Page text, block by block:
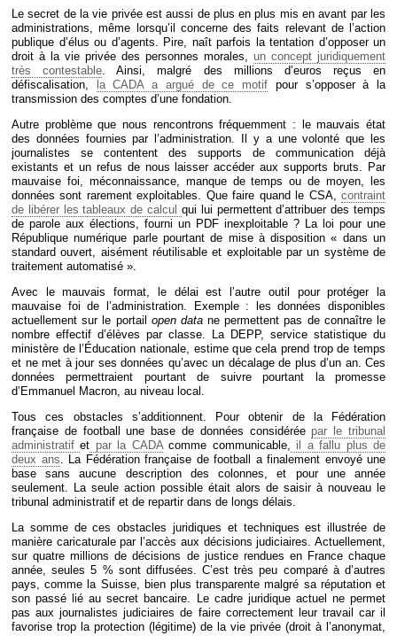
Le secret de la vie privée est aussi de plus en plus mis en avant par les
administrations, même lorsqu’il concerne des faits relevant de l’action
publique d’élus ou d’agents. Pire, naît parfois la tentation d’opposer un
droit à la vie privée des personnes morales, un concept juridiquement
très contestable. Ainsi, malgré des millions d’euros reçus en
défiscalisation,
la CADA a argué de ce motif pour s’opposer à la
transmission des comptes d’une fondation.
Autre problème que nous rencontrons fréquemment : le mauvais état
des données fournies par l’administration. Il y a une volonté que les
journalistes se contentent des supports de communication déjà
existants et un refus de nous laisser accéder aux supports bruts. Par
mauvaise foi, méconnaissance, manque de temps ou de moyen, les
données sont rarement exploitables. Que faire quand le CSA, contraint
de libérer les tableaux de calcul qui lui permettent d’attribuer des temps
de parole aux élections, fourni un PDF inexploitable ? La loi pour une
République numérique parle pourtant de mise à disposition « dans un
standard ouvert, aisément réutilisable et exploitable par un système de
traitement automatisé ».
Avec le mauvais format, le délai est l’autre outil pour protéger la
mauvaise foi de l’administration. Exemple : les données disponibles
actuellement sur le portail open datane permettent pas de connaître le
nombre effectif d’élèves par classe. La DEPP, service statistique du
ministère de l’Éducation nationale, estime que cela prend trop de temps
et ne met à jour ses données qu’avec un décalage de plus d’un an. Ces
données permettraient pourtant de suivre pourtant la promesse
d’Emmanuel Macron, au niveau local.
Tous ces obstacles s’additionnent. Pour obtenir de la Fédération
française de football une base de données considérée par le tribunal
administratifet par la CADAcomme communicable, il a fallu plus de
deux ans. La Fédération française de football a finalement envoyé une
base sans aucune description des colonnes, et pour une année
seulement. La seule action possible était alors de saisir à nouveau le
tribunal administratif et de repartir dans de longs délais.
La somme de ces obstacles juridiques et techniques est illustrée de
manière caricaturale par l’accès aux décisions judiciaires. Actuellement,
sur quatre millions de décisions de justice rendues en France chaque
année, seules 5 % sont diffusées. C’est très peu comparé à d’autres
pays, comme la Suisse, bien plus transparente malgré sa réputation et
son passé lié au secret bancaire. Le cadre juridique actuel ne permet
pas aux journalistes judiciaires de faire correctement leur travail car il
favorise trop la protection (légitime) de la vie privée (droit à l’anonymat,